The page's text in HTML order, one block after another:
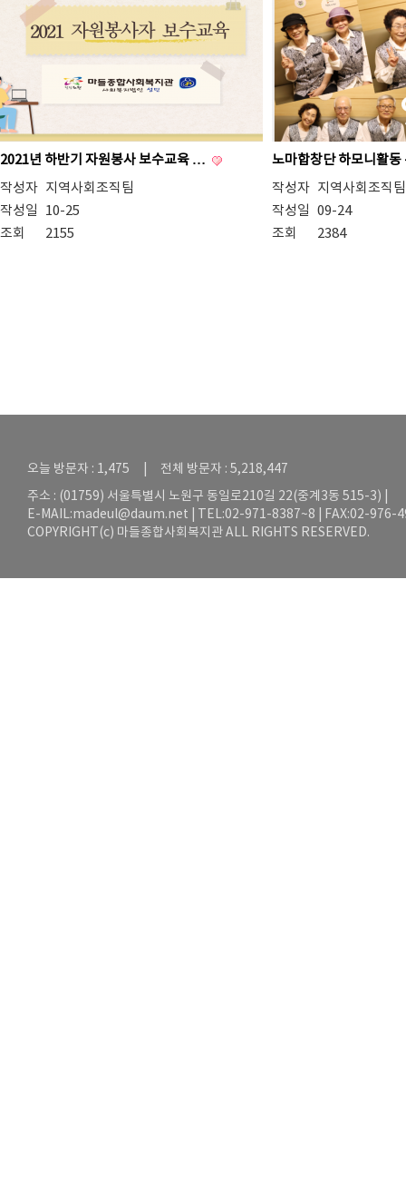
2021년 하반기 자원봉사 보수교육 …
작성자 지역사회조직팀
작성일
10-25
조회
2155
노마합창단 하모니활
작성자 지역사회조직팀
작성일 09-24
조회
2384
오늘 방문자 : 1,475 | 전체 방문자 : 5,218,447
주소 : (01759) 서울특별시 노원구 동일로210길 22(중계3동 515-3) |
E-MAIL:madeul@daum.net | TEL:02-971-8387~8 | FAX:02-976-
COPYRIGHT(c) 마들종합사회복지관 ALL RIGHTS RESERVED.